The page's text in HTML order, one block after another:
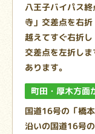
八王子バイパス
寺」交差点を右
越えてすぐ右折
交差点を左折し
あります。
町田・厚木方面
国道16号の「橋
沿いの国道16号